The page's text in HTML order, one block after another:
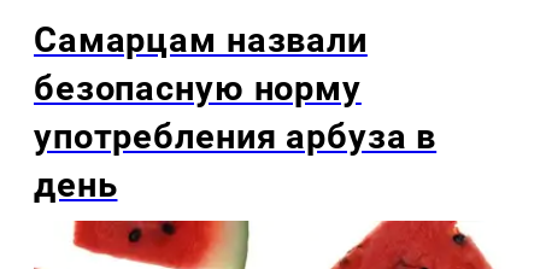
Самарцам назвали
безопасную норму
употребления арбуза в
день